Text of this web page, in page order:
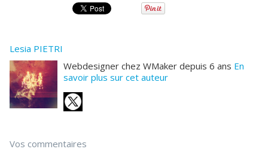
Lesia PIETRI
Webdesigner chez WMaker depuis 6 ans En
savoir plus sur cet auteur
Vos commentaires